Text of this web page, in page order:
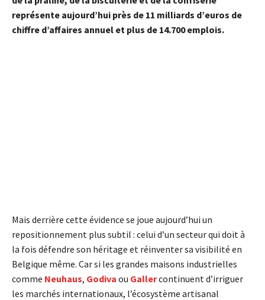
représente aujourd’hui près de 11 milliards d’euros de
chiffre d’affaires annuel et plus de 14.700 emplois.
Mais derrière cette évidence se joue aujourd’hui un
repositionnement plus subtil : celui d’un secteur qui doit à
la fois défendre son héritage et réinventer sa visibilité en
Belgique même. Car si les grandes maisons industrielles
comme Neuhaus, Godiva ou Gallercontinuent d’irriguer
les marchés internationaux, l’écosystème artisanal